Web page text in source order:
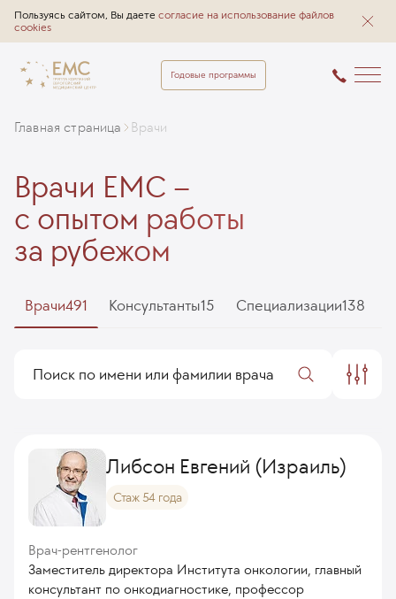
Пользуясь сайтом, Вы даете согласие на использование файлов
cookies
Годовые программы
Главная страница Врачи
Врачи EMC –
с опытом работы
за рубежом
Врачи491 Консультанты15 Специализации138
Либсон Евгений (Израиль)
Стаж 54 года
Врач-рентгенолог
Заместитель директора Института онкологии, главный
консультант по онкодиагностике, профессор